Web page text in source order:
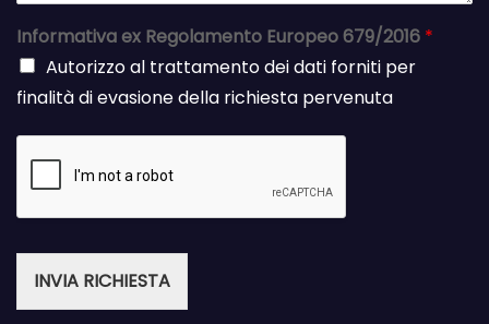
Informativa ex Regolamento Europeo 679/2016 *
Autorizzo al trattamento dei dati forniti per
finalità di evasione della richiesta pervenuta
INVIA RICHIESTA